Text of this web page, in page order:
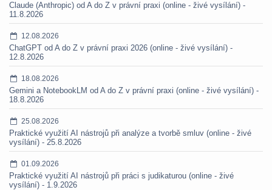
Claude (Anthropic) od A do Z v právní praxi (online - živé vysílání) -
11.8.2026
12.08.2026
ChatGPT od A do Z v právní praxi 2026 (online - živé vysílání) -
12.8.2026
18.08.2026
Gemini a NotebookLM od A do Z v právní praxi (online - živé vysílání) -
18.8.2026
25.08.2026
Praktické využití AI nástrojů při analýze a tvorbě smluv (online - živé
vysílání) - 25.8.2026
01.09.2026
Praktické využití AI nástrojů při práci s judikaturou (online - živé
vysílání) - 1.9.2026